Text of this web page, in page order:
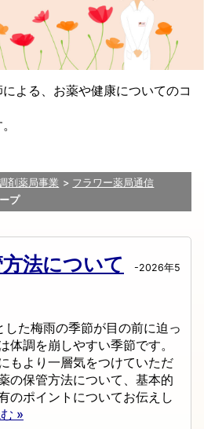
よる、お薬や健康についてのコ
剤薬局事業
フラワー薬局通信
プ
法について
-2026年5
た梅雨の季節が目の前に迫っ
体調を崩しやすい季節です。
もより一層気をつけていただ
の保管方法について、基本的
のポイントについてお伝えし
»